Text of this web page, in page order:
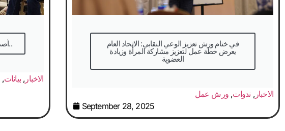
أصدر بيان تنديد باغتيال الناشطة افتهان المشهري..
الاخبار , بيانات,
في ختام ورش تعزيز الوعي النقابي: الاتحاد العام
يعرض خطة عمل لتعزيز مشاركة المرأة وزيادة
العضوية
الاخبار, ندوات,ورش عمل
September 28, 2025